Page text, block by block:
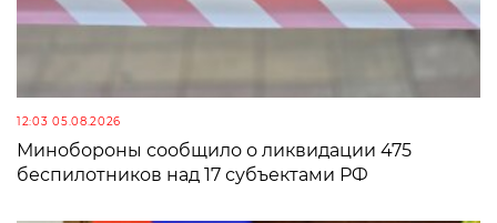
12:03 05.08.2026
Минобороны сообщило о ликвидации 475
беспилотников над 17 субъектами РФ